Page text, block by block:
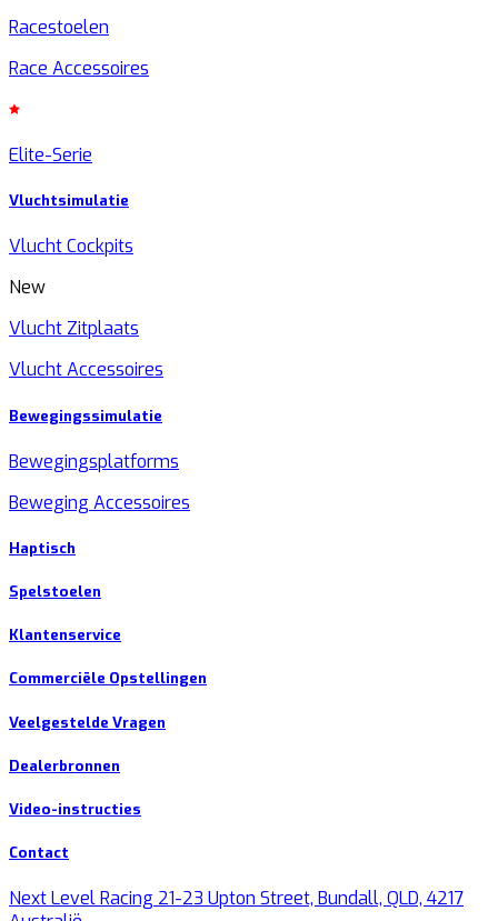
Racestoelen
Race Accessoires
Elite-Serie
Vluchtsimulatie
Vlucht Cockpits
New
Vlucht Zitplaats
Vlucht Accessoires
Bewegingssimulatie
Bewegingsplatforms
Beweging Accessoires
Haptisch
Spelstoelen
Klantenservice
Commerciële Opstellingen
Veelgestelde Vragen
Dealerbronnen
Video-instructies
Contact
Next Level Racing 21-23 Upton Street, Bundall, QLD, 4217